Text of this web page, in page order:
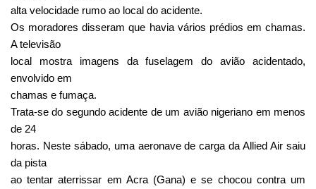
alta velocidade rumo ao local do acidente.
Os moradores disseram que havia vários prédios em chamas.
A televisão
local mostra imagens da fuselagem do avião acidentado,
envolvido em
chamas e fumaça.
Trata-se do segundo acidente de um avião nigeriano em menos
de 24
horas. Neste sábado, uma aeronave de carga da Allied Air saiu
da pista
ao tentar aterrissar em Acra (Gana) e se chocou contra um